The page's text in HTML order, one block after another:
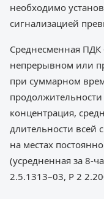
необходимо
сигнализацией
Среднесменная ПДК
непрерывном или
при суммарном
концентрация,
длительности
на местах
(усредненная за 8-
2.5.1313–03, Р 2